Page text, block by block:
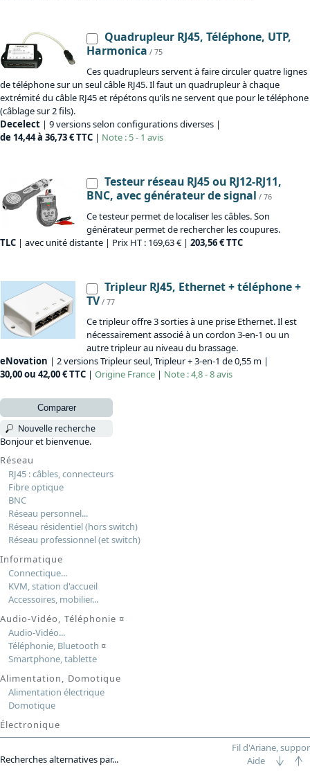
Quadrupleur RJ45, Téléphone, UTP,
Harmonica / 75
Ces quadrupleurs servent à faire circuler quatre lignes
de téléphone sur un seul câble RJ45. Il faut un quadrupleur à chaque
extrémité du câble RJ45 et répétons qu’ils ne servent que pour le téléphone
(câblage sur 2 fils).
Decelect | 9 versions selon configurations diverses |
de 14,44 à 36,73 € TTC | Note : 5 - 1 avis
Testeur réseau RJ45 ou RJ12-RJ11,
BNC, avec générateur de signal / 76
Ce testeur permet de localiser les câbles. Son
générateur permet de rechercher les coupures.
TLC | avec unité distante | Prix HT : 169,63 € | 203,56 € TTC
Tripleur RJ45, Ethernet + téléphone +
TV / 77
Ce tripleur offre 3 sorties à une prise Ethernet. Il est
nécessairement associé à un cordon 3-en-1 ou un
autre tripleur au niveau du brassage.
eNovation | 2 versions Tripleur seul, Tripleur + 3-en-1 de 0,55 m |
30,00 ou 42,00 € TTC | Origine France | Note : 4,8 - 8 avis
Comparer
Nouvelle recherche
Bonjour et bienvenue.
Réseau
RJ45 : câbles, connecteurs
Fibre optique
BNC
Réseau personnel...
Réseau résidentiel (hors switch)
Réseau professionnel (et switch)
Informatique
Connectique...
KVM, station d'accueil
Accessoires, mobilier...
Audio-Vidéo, Téléphonie ¤
Audio-Vidéo...
Téléphonie, Bluetooth ¤
Smartphone, tablette
Alimentation, Domotique
Alimentation électrique
Domotique
Électronique
Recherches alternatives par...
Fil d'Ariane,
Aide